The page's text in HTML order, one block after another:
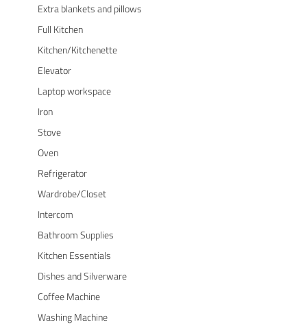
Extra blankets and pillows
Full Kitchen
Kitchen/Kitchenette
Elevator
Laptop workspace
Iron
Stove
Oven
Refrigerator
Wardrobe/Closet
Intercom
Bathroom Supplies
Kitchen Essentials
Dishes and Silverware
Coffee Machine
Washing Machine